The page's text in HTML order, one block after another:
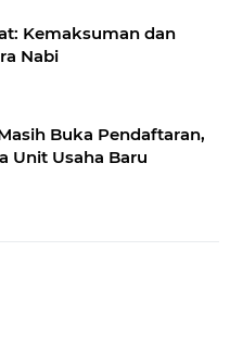
Kemaksuman dan
Nabi
Buka Pendaftaran,
Unit Usaha Baru